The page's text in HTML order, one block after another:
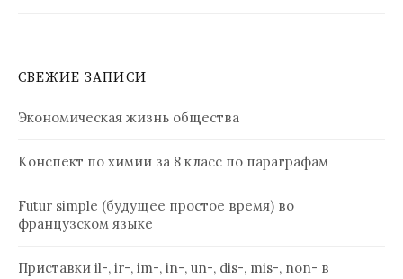
СВЕЖИЕ ЗАПИСИ
Экономическая жизнь общества
Конспект по химии за 8 класс по параграфам
Futur simple (будущее простое время) во
французском языке
Приставки il-, ir-, im-, in-, un-, dis-, mis-, non- в